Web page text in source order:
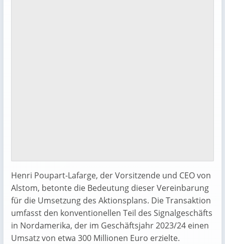
Henri Poupart-Lafarge, der Vorsitzende und CEO von
Alstom, betonte die Bedeutung dieser Vereinbarung
für die Umsetzung des Aktionsplans. Die Transaktion
umfasst den konventionellen Teil des Signalgeschäfts
in Nordamerika, der im Geschäftsjahr 2023/24 einen
Umsatz von etwa 300 Millionen Euro erzielte.